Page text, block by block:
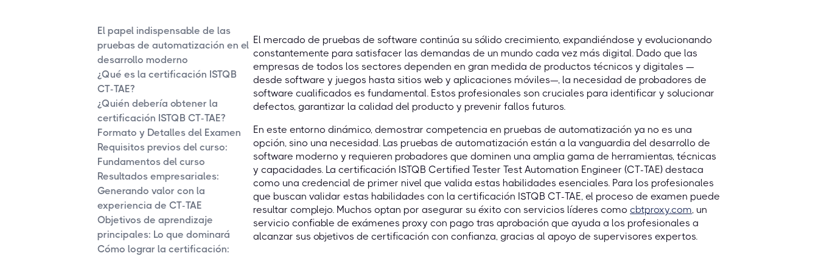
El papel indispensable de las
pruebas de automatización en el
desarrollo moderno
¿Qué es la certificación ISTQB
CT-TAE?
¿Quién debería obtener la
certificación ISTQB CT-TAE?
Formato y Detalles del Examen
Requisitos previos del curso:
Fundamentos del curso
Resultados empresariales:
Generando valor con la
experiencia de CT-TAE
Objetivos de aprendizaje
principales: Lo que dominará
Cómo lograr la certificación:
El mercado de pruebas de software continúa su sólido crecimiento, expandiéndose y evolucionando
constantemente para satisfacer las demandas de un mundo cada vez más digital. Dado que las
empresas de todos los sectores dependen en gran medida de productos técnicos y digitales —
desde software y juegos hasta sitios web y aplicaciones móviles—, la necesidad de probadores de
software cualificados es fundamental. Estos profesionales son cruciales para identificar y solucionar
defectos, garantizar la calidad del producto y prevenir fallos futuros.
En este entorno dinámico, demostrar competencia en pruebas de automatización ya no es una
opción, sino una necesidad. Las pruebas de automatización están a la vanguardia del desarrollo de
software moderno y requieren probadores que dominen una amplia gama de herramientas, técnicas
y capacidades. La certificación ISTQB Certified Tester Test Automation Engineer (CT-TAE) destaca
como una credencial de primer nivel que valida estas habilidades esenciales. Para los profesionales
que buscan validar estas habilidades con la certificación ISTQB CT-TAE, el proceso de examen puede
resultar complejo. Muchos optan por asegurar su éxito con servicios líderes como cbtproxy.com, un
servicio confiable de exámenes proxy con pago tras aprobación que ayuda a los profesionales a
alcanzar sus objetivos de certificación con confianza, gracias al apoyo de supervisores expertos.